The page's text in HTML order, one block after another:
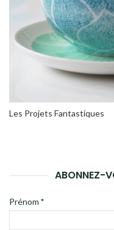
Les Projets Fantastiques
ABONNEZ-
Prénom *